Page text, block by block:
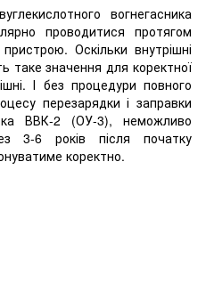
вогнегасника
проводитися протягом
Оскільки внутрішні
таке значення для коректної
І без процедури повного
перезарядки і заправки
ВВК-2 (ОУ-3), неможливо
3-6 років після початку
коректно.